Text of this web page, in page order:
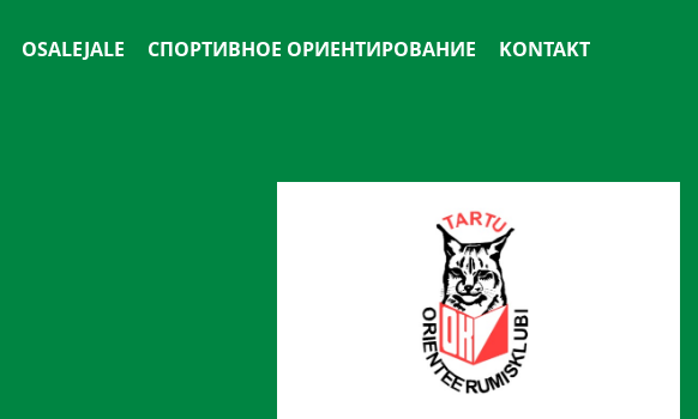
OSALEJALE СПОРТИВНОЕ ОРИЕНТИРОВАНИЕ KONTAKT